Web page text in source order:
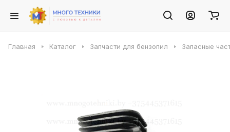
Главная Каталог Запчасти для бензопил Запасные